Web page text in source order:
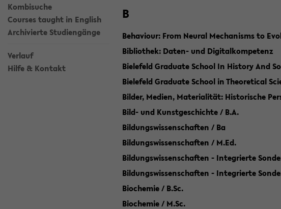
Kombisuche
Courses taught in English
Archivierte Studiengänge
Verlauf
Hilfe & Kontakt
B
Behaviour: From Neural Mechanisms to
Bibliothek: Daten- und Digitalkompetenz
Bielefeld Graduate School In History And
Bielefeld Graduate School in Theoretical
Bilder, Medien, Materialität: Historische
Bild- und Kunstgeschichte / B.A.
Bildungswissenschaften / Ba
Bildungswissenschaften / M.Ed.
Bildungswissenschaften - Integrierte
Bildungswissenschaften - Integrierte
Biochemie / B.Sc.
Biochemie / M.Sc.